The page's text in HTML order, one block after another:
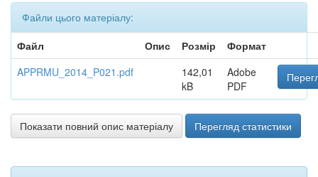
Файли цього матеріалу:
Файл
Опис Розмір
Формат
APPRMU_2014_P021.pdf
142,01
kB
Adobe
PDF
Показати повний опис матеріалу Перегляд статистики